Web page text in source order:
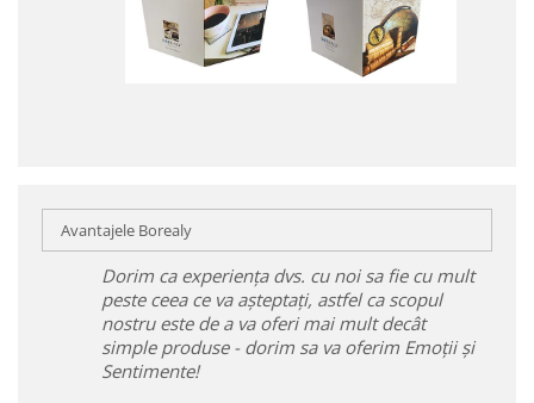
Avantajele Borealy
Dorim ca experiența dvs. cu noi sa fie cu mult
peste ceea ce va așteptați, astfel ca scopul
nostru este de a va oferi mai mult decât
simple produse - dorim sa va oferim Emoții și
Sentimente!